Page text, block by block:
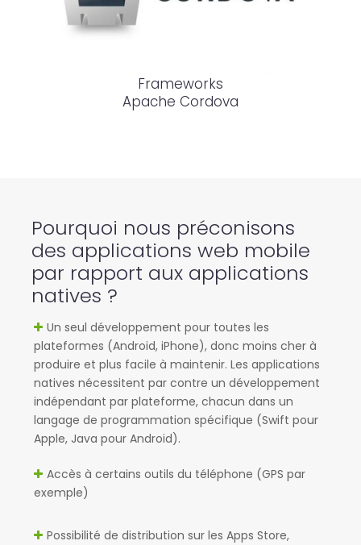
Frameworks
Apache Cordova
Pourquoi nous préconisons
des applications web mobile
par rapport aux applications
natives ?
Un seul développement pour toutes les
plateformes (Android, iPhone), donc moins cher à
produire et plus facile à maintenir. Les applications
natives nécessitent par contre un développement
indépendant par plateforme, chacun dans un
langage de programmation spécifique (Swift pour
Apple, Java pour Android).
Accès à certains outils du téléphone (GPS par
exemple)
Possibilité de distribution sur les Apps Store,